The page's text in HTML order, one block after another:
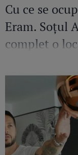
Cu ce se
Eram. Soțul
complet o